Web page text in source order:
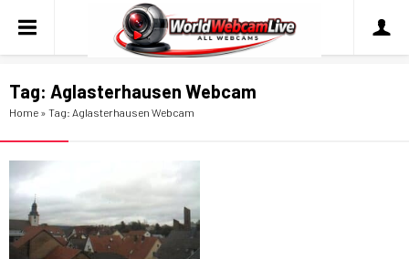
Tag: Aglasterhausen Webcam
Home » Tag: Aglasterhausen Webcam